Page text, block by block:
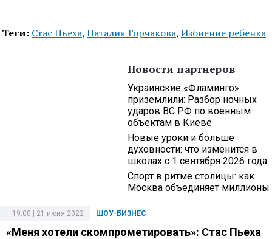
Теги: Стас Пьеха, Наталия Горчакова, Избиение ребенка
Новости партнеров
Украинские «Фламинго»
приземлили: Разбор ночных
ударов ВС РФ по военным
объектам в Киеве
Новые уроки и больше
духовности: что изменится в
школах с 1 сентября 2026 года
Спорт в ритме столицы: как
Москва объединяет миллионы
ШОУ-БИЗНЕС
19:00 | 21 июня 2022
«Меня хотели скомпрометировать»: Стас Пьеха